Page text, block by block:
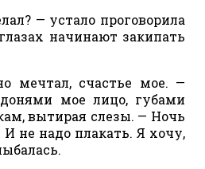
— устало проговорила
начинают закипать
мечтал, счастье мое. —
мое лицо, губами
вытирая слезы. — Ночь
И не надо плакать. Я хочу,